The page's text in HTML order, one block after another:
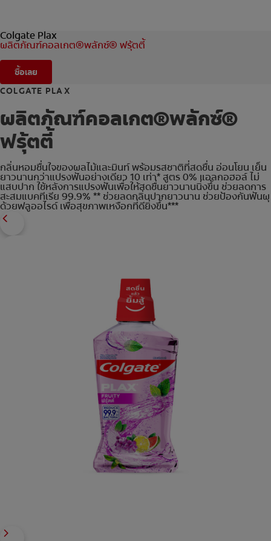
Colgate Plax
ผลิตภัณฑ์คอลเกต®พลักซ์® ฟรุ้ตตี้
ซื้อเลย
COLGATE PLAX
ผลิตภัณฑ์คอลเกต®พลักซ์®
ฟรุ้ตตี้
กลิ่นหอมชื่นใจของผลไม้และมินท์ พร้อมรสชาติที่สดชื่น อ่อนโยน เย็น
ยาวนานกว่าแปรงฟันอย่างเดียว 10 เท่า* สูตร 0% แอลกอฮอล์ ไม่
แสบปาก ใช้หลังการแปรงฟันเพื่อให้สดชื่นยาวนานนิ่งขึ้น ช่วยลดการ
สะสมแบคทีเรีย 99.9% ** ช่วยลดกลิ่นปากยาวนาน ช่วยป้องกันฟันผุ
ด้วยฟลูออไรด์ เพื่อสุขภาพเหงือกที่ดียิ่งขึ้น***